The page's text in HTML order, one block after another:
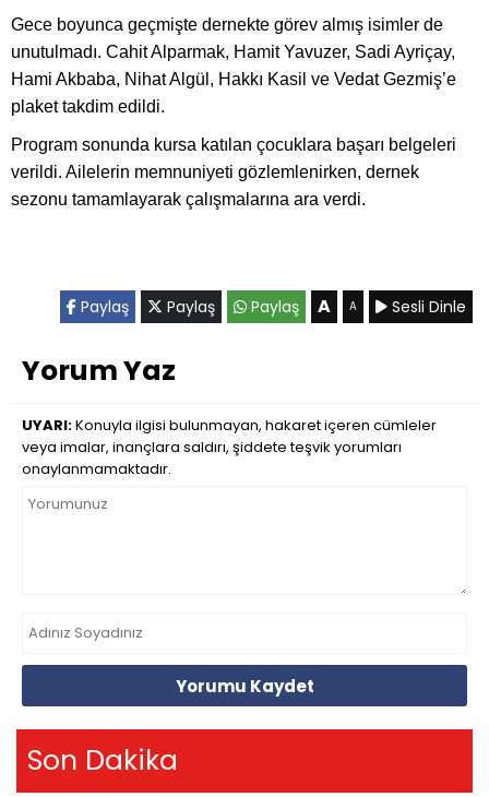
Gece boyunca geçmişte dernekte görev almış isimler de
unutulmadı. Cahit Alparmak, Hamit Yavuzer, Sadi Ayriçay,
Hami Akbaba, Nihat Algül, Hakkı Kasil ve Vedat Gezmiş’e
plaket takdim edildi.
Program sonunda kursa katılan çocuklara başarı belgeleri
verildi. Ailelerin memnuniyeti gözlemlenirken, dernek
sezonu tamamlayarak çalışmalarına ara verdi.
Paylaş Paylaş Paylaş A A Sesli Dinle
Yorum Yaz
UYARI:Konuyla ilgisi bulunmayan, hakaret içeren cümleler
veya imalar, inançlara saldırı, şiddete teşvik yorumları
onaylanmamaktadır.
Yorumu Kaydet
Son Dakika